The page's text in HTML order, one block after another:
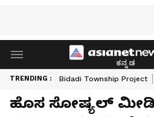
ಕನ್ನಡ
TRENDING : Bidadi Township Project
ಹೊಸ ಸೋಷ್ಯಲ್